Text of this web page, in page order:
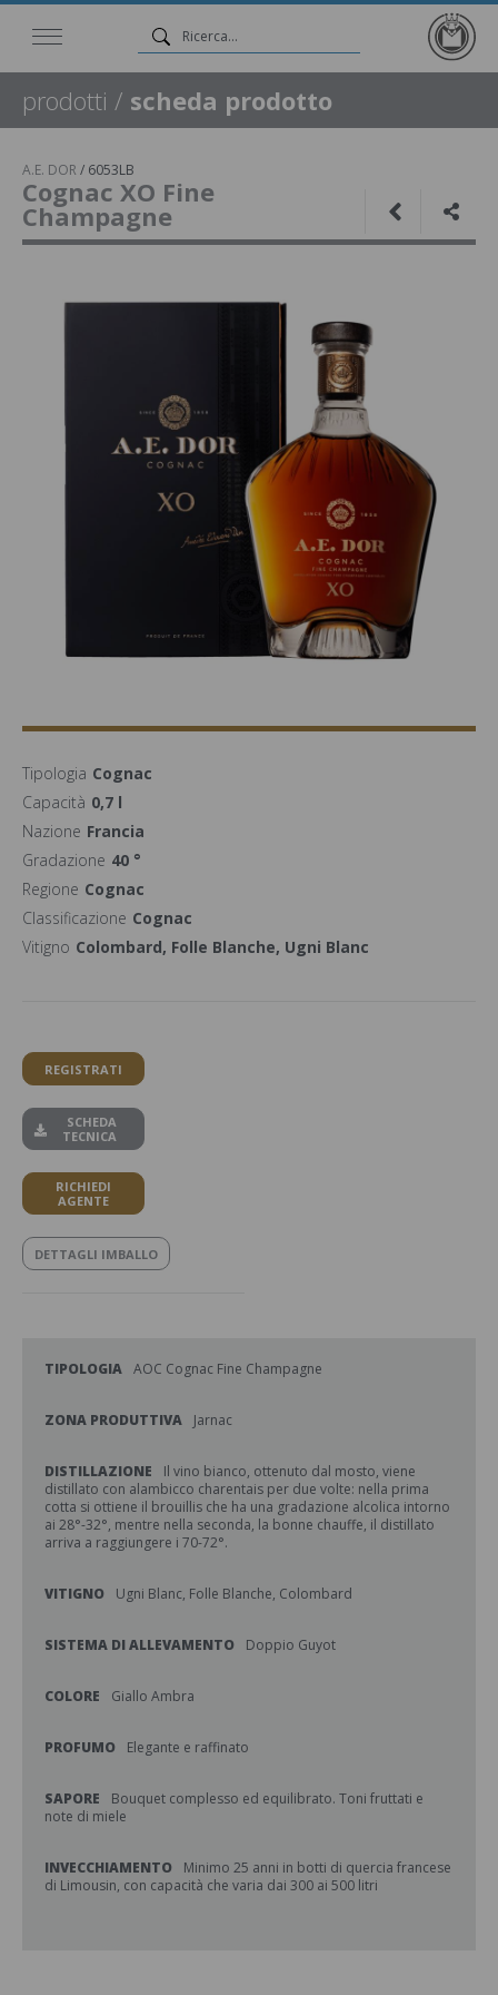
prodotti / scheda prodotto
A.E. DOR / 6053LB
Cognac XO Fine
Champagne
Tipologia Cognac
Capacità 0,7 l
Nazione Francia
Gradazione 40 °
Regione Cognac
Classificazione Cognac
Vitigno Colombard, Folle Blanche, Ugni Blanc
REGISTRATI
SCHEDA
TECNICA
RICHIEDI
AGENTE
DETTAGLI IMBALLO
TIPOLOGIA AOC Cognac Fine Champagne
ZONA PRODUTTIVA Jarnac
DISTILLAZIONE
Il vino bianco, ottenuto dal mosto, viene
distillato con alambicco charentais per due volte: nella prima
cotta si ottiene il brouillis che ha una gradazione alcolica intorno
ai 28°-32°, mentre nella seconda, la bonne chauffe, il distillato
arriva a raggiungere i 70-72°.
VITIGNO Ugni Blanc, Folle Blanche, Colombard
SISTEMA DI ALLEVAMENTO Doppio Guyot
COLORE Giallo Ambra
PROFUMO Elegante e raffinato
SAPORE
Bouquet complesso ed equilibrato. Toni fruttati e
note di miele
INVECCHIAMENTO
Minimo 25 anni in botti di quercia francese
di Limousin, con capacità che varia dai 300 ai 500 litri